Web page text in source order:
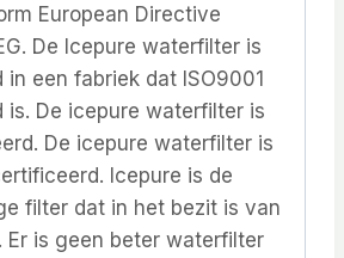
European Directive
De Icepure waterfilter is
in een fabriek dat ISO9001
is. De icepure waterfilter is
De icepure waterfilter is
Icepure is de
filter dat in het bezit is van
is geen beter waterfilter